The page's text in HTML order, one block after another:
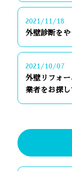
2021/11/18
外壁診断をや
2021/10/07
外壁リフォ
業者をお探